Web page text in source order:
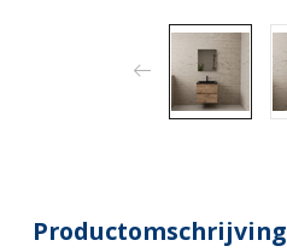
Productomschrijving